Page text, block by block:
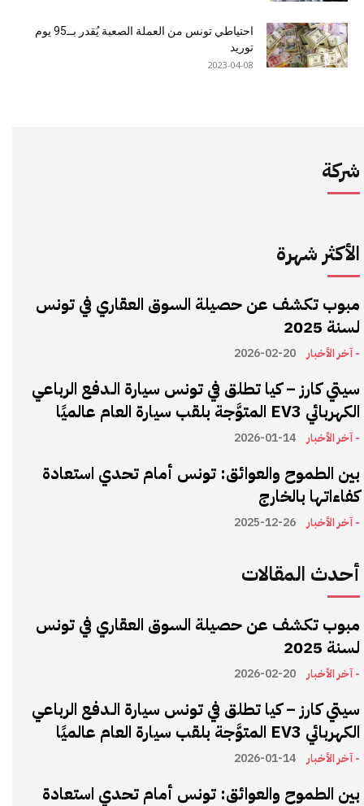
احتياطي تونس من العملة الصعبة يُقدر بــ95 يوم
توريد
2023-04-08
شركة
الأكثر شهرة
مبوب تكشف عن حصيلة السوق العقاري في تونس
لسنة 2025
- آخر الأخبار 2026-02-20
سيتي كارز – كيا تطلق في تونس سيارة الـدفع الرباعي
الكهربائي EV3 المتوَّجة بلقب سيارة العام عالميًا
- آخر الأخبار 2026-01-14
بين الطموح والعوائق: تونس أمام تحدي استعادة
كفاءاتها بالخارج
- آخر الأخبار 2025-12-26
أحدث المقالات
مبوب تكشف عن حصيلة السوق العقاري في تونس
لسنة 2025
- آخر الأخبار 2026-02-20
سيتي كارز – كيا تطلق في تونس سيارة الـدفع الرباعي
الكهربائي EV3 المتوَّجة بلقب سيارة العام عالميًا
- آخر الأخبار 2026-01-14
بين الطموح والعوائق: تونس أمام تحدي استعادة